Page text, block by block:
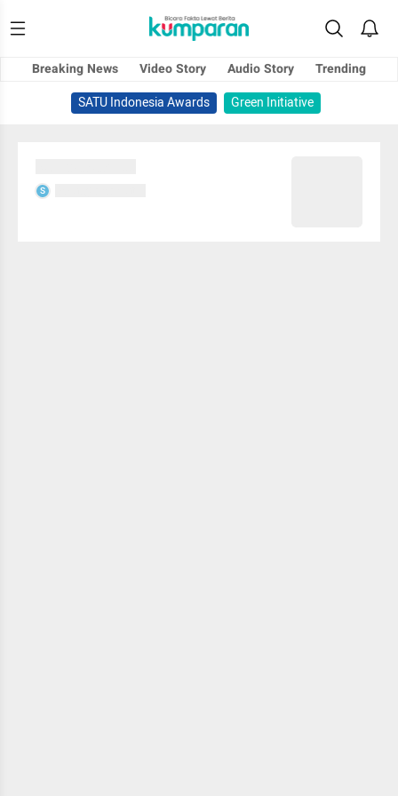
Breaking News Video Story Audio Story
Trending
SATU Indonesia Awards
Green Initiative
S